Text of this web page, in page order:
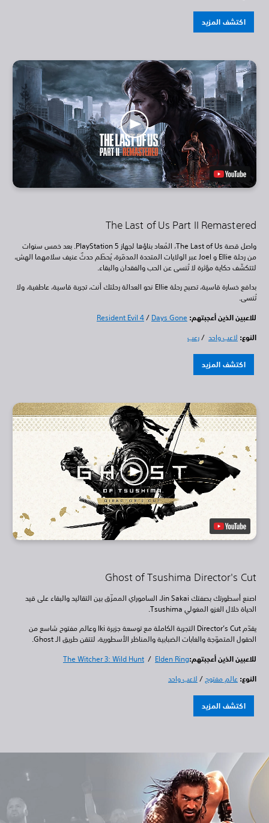
اكتشف المزيد
The Last of Us Part II Remastered
واصل قصة The Last of Us، المُعاد بناؤها لجهاز PlayStation 5. بعد خمس سنوات
من رحلة Ellie و Joel عبر الولايات المتحدة المدمّرة، يُحطّم حدثٌ عنيف سلامهما الهش،
لتتكشّف حكاية مؤثرة لا تُنسى عن الحب والفقدان والبقاء.
بدافع خسارة قاسية، تصبح رحلة Ellie نحو العدالة رحلتك أنت، تجربة قاسية، عاطفية، ولا
تُنسى.
للاعبين الذين أعجبتهم: Resident Evil 4/Days Gone
النوع:لاعب واحد/رعب
اكتشف المزيد
Ghost of Tsushima Director's Cut
اصنع أسطورتك بصفتك Jin Sakai، الساموراي الممزّق بين التقاليد والبقاء على قيد
الحياة خلال الغزو المغولي Tsushima.
يقدّم Director’s Cut التجربة الكاملة مع توسعة جزيرة Iki وعالم مفتوح شاسع من
الحقول المتموّجة والغابات الضبابية والمناظر الأسطورية، لتتقن طريق الـ Ghost.
للاعبين الذين أعجبتهم: The Witcher 3: Wild Hunt/Elden Ring
النوع:عالم مفتوح/لاعب واحد
اكتشف المزيد